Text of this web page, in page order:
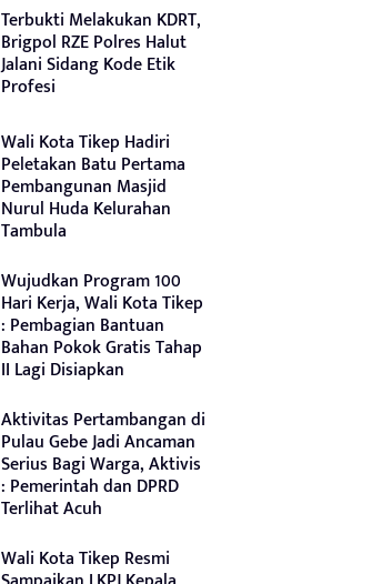
Terbukti Melakukan KDRT,
Brigpol RZE Polres Halut
Jalani Sidang Kode Etik
Profesi
Wali Kota Tikep Hadiri
Peletakan Batu Pertama
Pembangunan Masjid
Nurul Huda Kelurahan
Tambula
Wujudkan Program 100
Hari Kerja, Wali Kota Tikep
: Pembagian Bantuan
Bahan Pokok Gratis Tahap
II Lagi Disiapkan
Aktivitas Pertambangan di
Pulau Gebe Jadi Ancaman
Serius Bagi Warga, Aktivis
: Pemerintah dan DPRD
Terlihat Acuh
Wali Kota Tikep Resmi